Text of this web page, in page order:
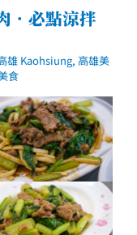
．必點涼拌
雄 Kaohsiung, 高雄美
食